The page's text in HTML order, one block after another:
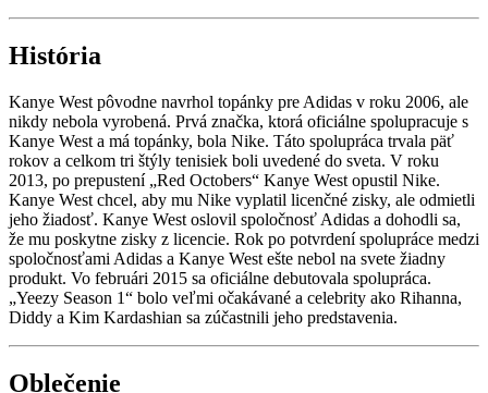
História
Kanye West pôvodne navrhol topánky pre Adidas v roku 2006, ale
nikdy nebola vyrobená. Prvá značka, ktorá oficiálne spolupracuje s
Kanye West a má topánky, bola Nike. Táto spolupráca trvala päť
rokov a celkom tri štýly tenisiek boli uvedené do sveta. V roku
2013, po prepustení „Red Octobers“ Kanye West opustil Nike.
Kanye West chcel, aby mu Nike vyplatil licenčné zisky, ale odmietli
jeho žiadosť. Kanye West oslovil spoločnosť Adidas a dohodli sa,
že mu poskytne zisky z licencie. Rok po potvrdení spolupráce medzi
spoločnosťami Adidas a Kanye West ešte nebol na svete žiadny
produkt. Vo februári 2015 sa oficiálne debutovala spolupráca.
„Yeezy Season 1“ bolo veľmi očakávané a celebrity ako Rihanna,
Diddy a Kim Kardashian sa zúčastnili jeho predstavenia.
Oblečenie